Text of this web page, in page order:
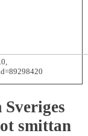
smittan